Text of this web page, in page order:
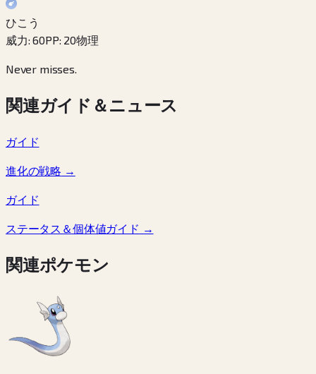
ひこう
威力:60PP: 20物理
Never misses.
関連ガイド＆ニュース
ガイド
進化の戦略 →
ガイド
ステータス＆個体値ガイド →
関連ポケモン